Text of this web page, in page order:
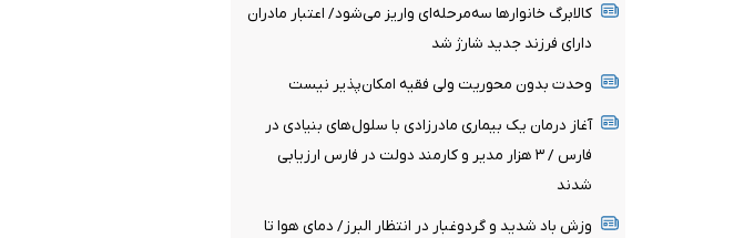
کالابرگ خانوارها سه‌مرحله‌ای واریز می‌شود/ اعتبار مادران
دارای فرزند جدید شارژ شد
وحدت بدون محوریت ولی فقیه امکان‌پذیر نیست
آغاز درمان یک بیماری مادرزادی با سلول‌های بنیادی در
فارس / ۳ هزار مدیر و کارمند دولت در فارس ارزیابی
شدند
وزش باد شدید و گردوغبار در انتظار البرز/ دمای هوا تا